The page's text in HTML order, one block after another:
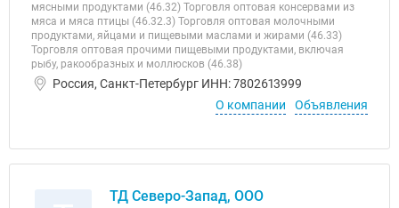
мясными продуктами (46.32) Торговля оптовая консервами из
мяса и мяса птицы (46.32.3) Торговля оптовая молочными
продуктами, яйцами и пищевыми маслами и жирами (46.33)
Торговля оптовая прочими пищевыми продуктами, включая
рыбу, ракообразных и моллюсков (46.38)
Россия, Санкт-Петербург ИНН: 7802613999
О компании
Объявления
ТД Северо-Запад, ООО